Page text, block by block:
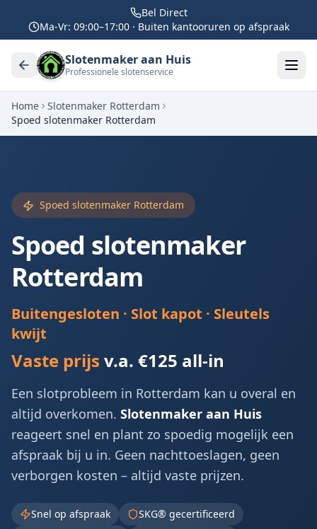
Bel Direct
Ma-Vr: 09:00–17:00 · Buiten kantooruren op afspraak
Slotenmaker aan Huis
Professionele slotenservice
Home Slotenmaker Rotterdam
Spoed slotenmaker Rotterdam
Spoed slotenmaker Rotterdam
Spoed slotenmaker
Rotterdam
Buitengesloten · Slot kapot · Sleutels
kwijt
Vaste prijs v.a. €125 all-in
Een slot­probleem in Rotterdam kan u overal en
altijd overkomen. Slotenmaker aan Huis
reageert snel en plant zo spoedig mogelijk een
afspraak bij u in. Geen nacht­toeslagen, geen
verborgen kosten – altijd vaste prijzen.
Snel op afspraak
SKG® gecertificeerd